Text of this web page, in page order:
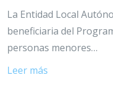
La Entidad Local
beneficiaria del
personas menores…
Leer más